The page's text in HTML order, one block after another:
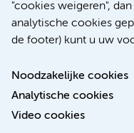
"cookies weigeren",
analytische cookies
de footer) kunt u uw
Noodzakelijke cookies
Analytische cookies
Video cookies
Verwijzen &
Toegankelijkheidsverklaring
Responsible disclosure